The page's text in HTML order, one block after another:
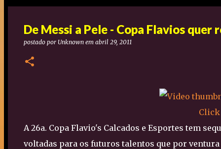
De Messi a Pele - Copa Flavios
postado por Unknown em abril 29, 2011
Click
A 26a. Copa Flavio's Calcados e Esportes tem
voltadas para os futuros talentos que por